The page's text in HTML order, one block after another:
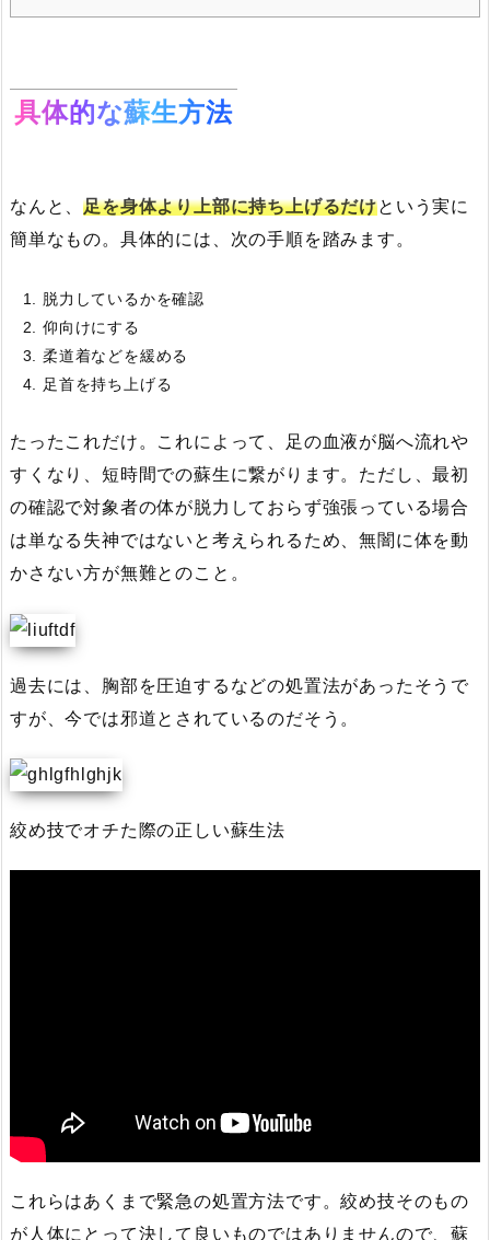
具体的な蘇生方法
なんと、足を身体より上部に持ち上げるだけという実に
簡単なもの。具体的には、次の手順を踏みます。
脱力しているかを確認
仰向けにする
柔道着などを緩める
足首を持ち上げる
たったこれだけ。これによって、足の血液が脳へ流れや
すくなり、短時間での蘇生に繋がります。ただし、最初
の確認で対象者の体が脱力しておらず強張っている場合
は単なる失神ではないと考えられるため、無闇に体を動
かさない方が無難とのこと。
過去には、胸部を圧迫するなどの処置法があったそうで
すが、今では邪道とされているのだそう。
絞め技でオチた際の正しい蘇生法
これらはあくまで緊急の処置方法です。絞め技そのもの
が人体にとって決して良いものではありませんので、蘇